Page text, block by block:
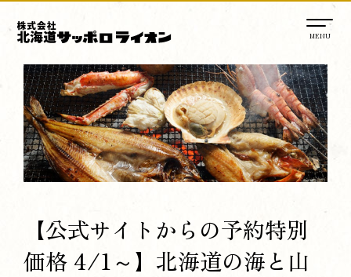
【公式サイトからの予約特別
価格 4/1～】北海道の海と山